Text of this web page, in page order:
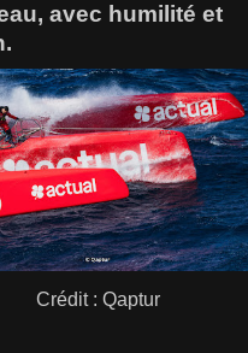
avec humilité et
Crédit : Qaptur